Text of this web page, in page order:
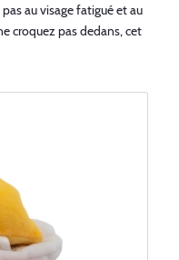
au visage fatigué et au
croquez pas dedans, cet